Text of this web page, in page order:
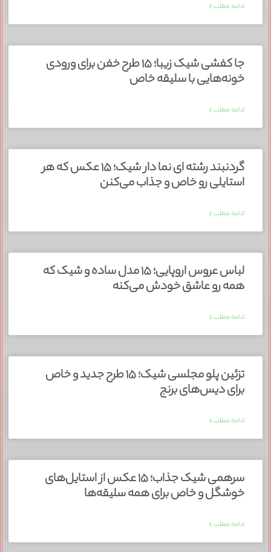
ادامه مطلب »
جا کفشی شیک زیبا؛ ۱۵ طرح خفن برای ورودی
خونه‌هایی با سلیقه خاص
ادامه مطلب »
گردنبند رشته ای نما دار شیک؛ ۱۵ عکس که هر
استایلی رو خاص و جذاب می‌کنن
ادامه مطلب »
لباس عروس اروپایی؛ ۱۵ مدل ساده و شیک که
همه رو عاشق خودش می‌کنه
ادامه مطلب »
تزئین پلو مجلسی شیک؛ ۱۵ طرح جدید و خاص
برای دیس‌های برنج
ادامه مطلب »
سرهمی شیک جذاب؛ ۱۵ عکس از استایل‌های
خوشگل و خاص برای همه سلیقه‌ها
ادامه مطلب »